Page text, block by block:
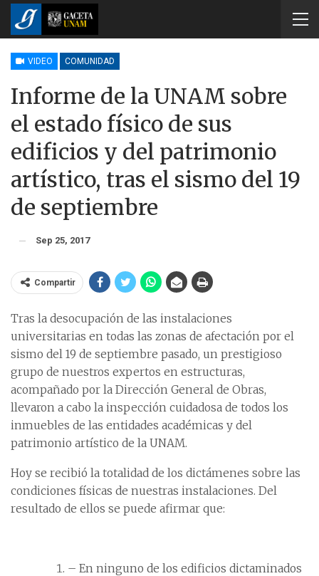
VIDEO COMUNIDAD
Informe de la UNAM sobre
el estado físico de sus
edificios y del patrimonio
artístico, tras el sismo del 19
de septiembre
Sep 25, 2017
Compartir
Tras la desocupación de las instalaciones
universitarias en todas las zonas de afectación por el
sismo del 19 de septiembre pasado, un prestigioso
grupo de nuestros expertos en estructuras,
acompañado por la Dirección General de Obras,
llevaron a cabo la inspección cuidadosa de todos los
inmuebles de las entidades académicas y del
patrimonio artístico de la UNAM.
Hoy se recibió la totalidad de los dictámenes sobre las
condiciones físicas de nuestras instalaciones. Del
resultado de ellos se puede afirmar que:
– En ninguno de los edificios dictaminados